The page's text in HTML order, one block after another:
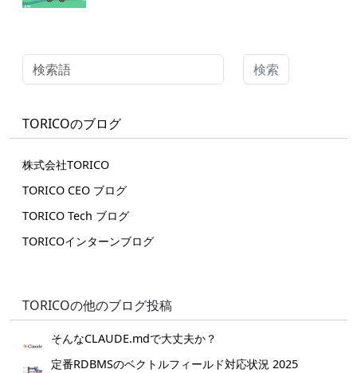
検索
TORICOのブログ
株式会社TORICO
TORICO CEO ブログ
TORICO Tech ブログ
TORICOインターンブログ
TORICOの他のブログ投稿
そんなCLAUDE.mdで大丈夫か？
定番RDBMSのベクトルフィールド対応状況 2025